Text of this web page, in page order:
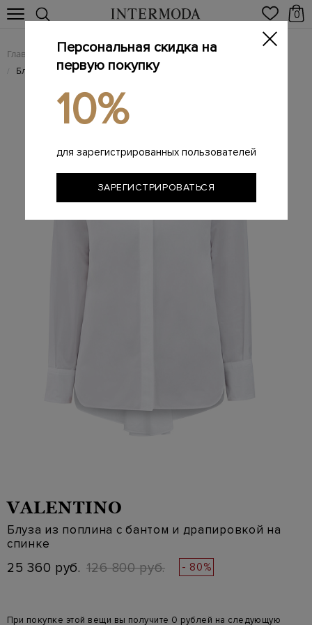
0
Главная Женщинам / Женская одежда / Женские блузы
/ Блуза из поплина с бантом и драпировкой на спинке
VALENTINO
Блуза из поплина с бантом и драпировкой на
спинке
25 360 руб. 126 800 руб. - 80%
При покупке этой вещи вы получите 0 рублей на следующую
Персональная скидка на
первую покупку
10%
для зарегистрированных пользователей
ЗАРЕГИСТРИРОВАТЬСЯ